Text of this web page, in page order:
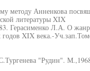
методу Анненкова
литературы XIX
Герасименко Л.А. О
годов XIX века.-
"Рудин".